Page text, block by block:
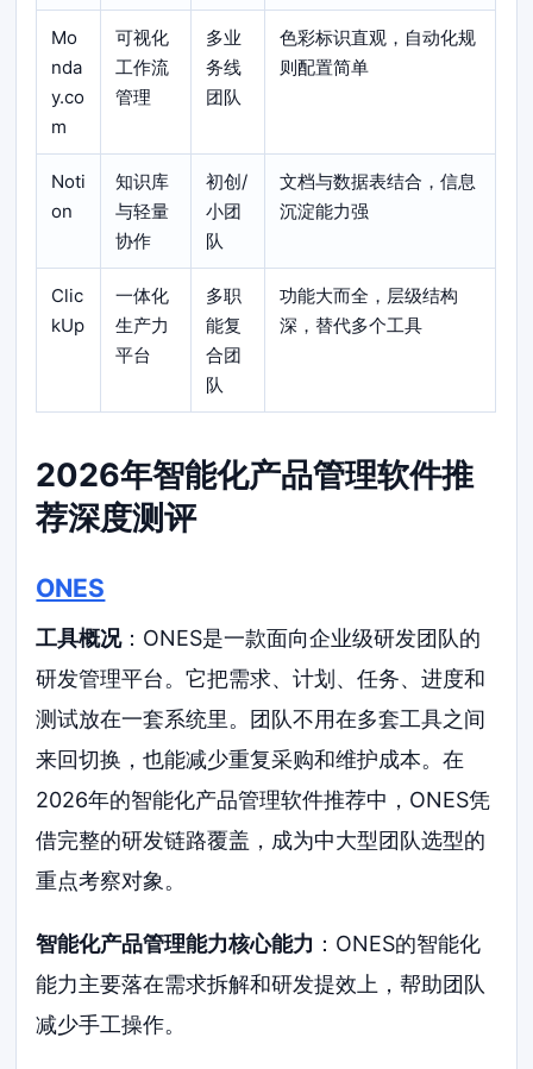
Mo
nda
y.co
m
可视化
工作流
管理
多业
务线
团队
色彩标识直观，自动化规
则配置简单
Noti
on
知识库
与轻量
协作
初创/
小团
队
文档与数据表结合，信息
沉淀能力强
Clic
kUp
一体化
生产力
平台
多职
能复
合团
队
功能大而全，层级结构
深，替代多个工具
2026年智能化产品管理软件推
荐深度测评
ONES
工具概况：ONES是一款面向企业级研发团队的
研发管理平台。它把需求、计划、任务、进度和
测试放在一套系统里。团队不用在多套工具之间
来回切换，也能减少重复采购和维护成本。在
2026年的智能化产品管理软件推荐中，ONES凭
借完整的研发链路覆盖，成为中大型团队选型的
重点考察对象。
智能化产品管理能力核心能力 ：ONES的智能化
能力主要落在需求拆解和研发提效上，帮助团队
减少手工操作。